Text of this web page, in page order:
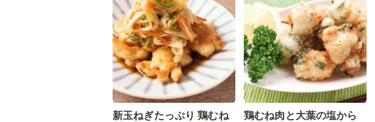
新玉ねぎたっぷり 鶏むね
鶏むね肉と大葉の塩から